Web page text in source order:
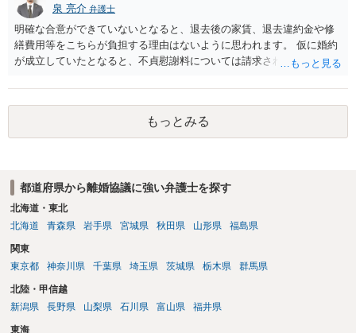
泉 亮介 弁護士
明確な合意ができていないとなると、退去後の家賃、退去違約金や修
繕費用等をこちらが負担する理由はないように思われます。 仮に婚約
が成立していたとなると、不貞慰謝料については請求される可能性が
れば早めに弁護士に相談し、弁護士から回答をさせると良いでしょ
う。
もっとみる
都道府県から離婚協議に強い弁護士を探す
北海道・東北
北海道
青森県 岩手県 宮城県 秋田県 山形県 福島県
関東
東京都
神奈川県 千葉県 埼玉県 茨城県 栃木県 群馬県
北陸・甲信越
新潟県
長野県 山梨県 石川県 富山県 福井県
東海